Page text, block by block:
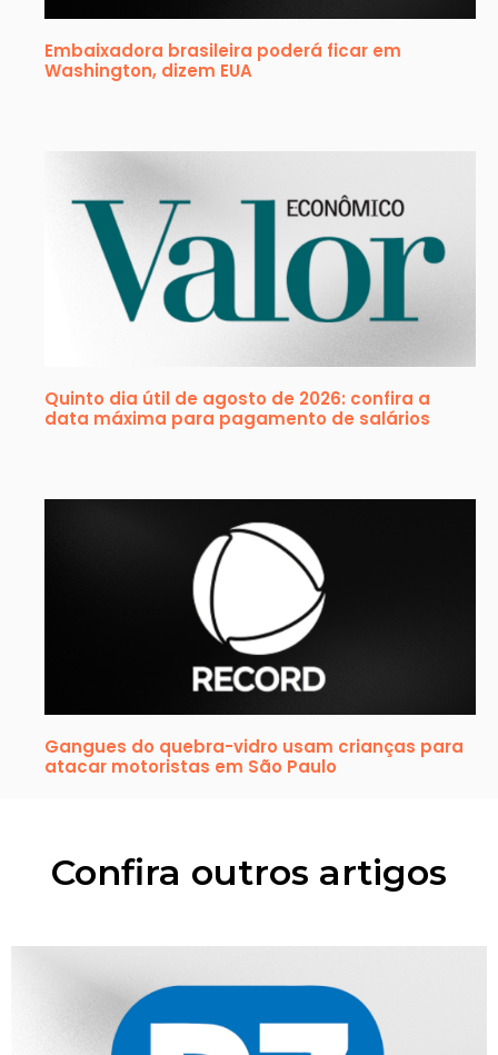
Embaixadora brasileira poderá ficar em
Washington, dizem EUA
Quinto dia útil de agosto de 2026: confira a
data máxima para pagamento de salários
Gangues do quebra-vidro usam crianças para
atacar motoristas em São Paulo
Confira outros artigos